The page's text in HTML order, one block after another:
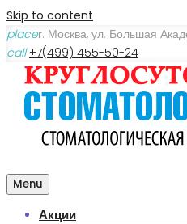
Skip to content
placeг. Москва, ул. Большая
call +7(499) 455-50-24
Menu
Акции